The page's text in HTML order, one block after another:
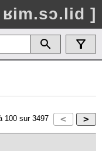
]
100 sur 3497